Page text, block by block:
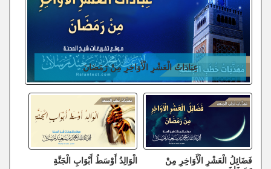
عِبَادَاتُ الْعَشْرِ الْأَوَاخِرِ مِنْ رَمَضَانَ
فَضَائِلُ الْعَشْرِ الْأَوَاخِرِ مِنْ الْوَالِدُ أَوْسَطُ أَبْوَابِ الْجَنَّةِ